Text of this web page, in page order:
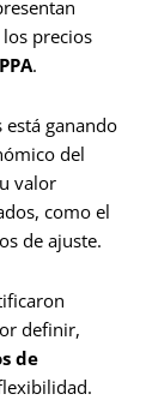
precios
PPA.
ganando
del
valor
como el
de ajuste.
definir,
de